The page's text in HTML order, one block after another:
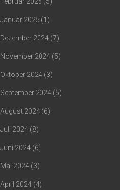
Januar 2025 (1)
Dezember 2024 (7)
November 2024 (5)
Oktober 2024 (3)
September 2024 (5)
August 2024 (6)
Juli 2024 (8)
Juni 2024 (6)
Mai 2024 (3)
April 2024 (4)